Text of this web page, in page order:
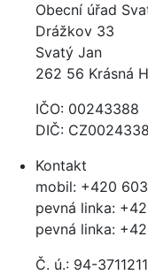
Obecní úřad
Drážkov 33
Svatý Jan
262 56 Krásná
IČO: 00243388
DIČ:
Kontakt
mobil: +420
pevná linka:
pevná linka:
Č. ú.: 94-